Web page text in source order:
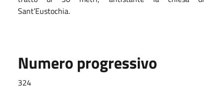
Sant’Eustochia.
Numero progressivo
324